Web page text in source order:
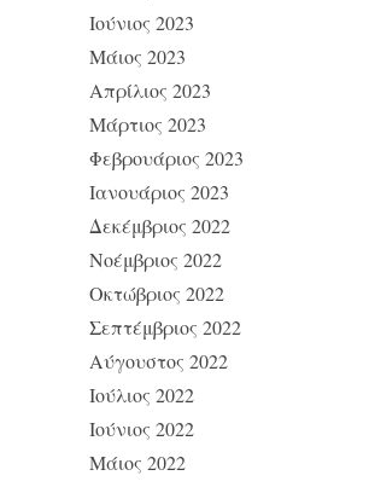
Ιούνιος 2023
Μάιος 2023
Απρίλιος 2023
Μάρτιος 2023
Φεβρουάριος 2023
Ιανουάριος 2023
Δεκέμβριος 2022
Νοέμβριος 2022
Οκτώβριος 2022
Σεπτέμβριος 2022
Αύγουστος 2022
Ιούλιος 2022
Ιούνιος 2022
Μάιος 2022